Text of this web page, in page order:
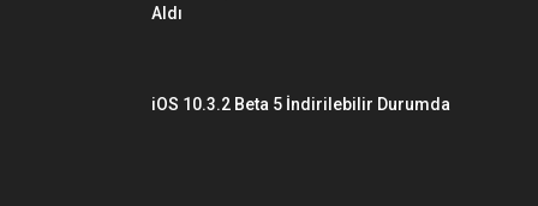
Aldı
iOS 10.3.2 Beta 5 İndirilebilir Durumda